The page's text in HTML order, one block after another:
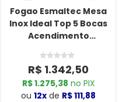
Fogao Esmaltec Mesa
Inox Ideal Top 5 Bocas
Acendimento
Branco
R$ 1.342,50
R$ 1.275,38 no PIX
ou 12x de R$ 111,88